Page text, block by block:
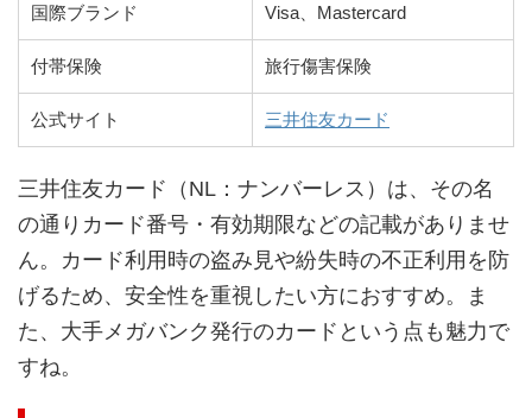
国際ブランド Visa、Mastercard
付帯保険 旅行傷害保険
公式サイト 三井住友カード
三井住友カード（NL：ナンバーレス）は、その名
の通りカード番号・有効期限などの記載がありませ
ん。カード利用時の盗み見や紛失時の不正利用を防
げるため、安全性を重視したい方におすすめ。ま
た、大手メガバンク発行のカードという点も魅力で
すね。